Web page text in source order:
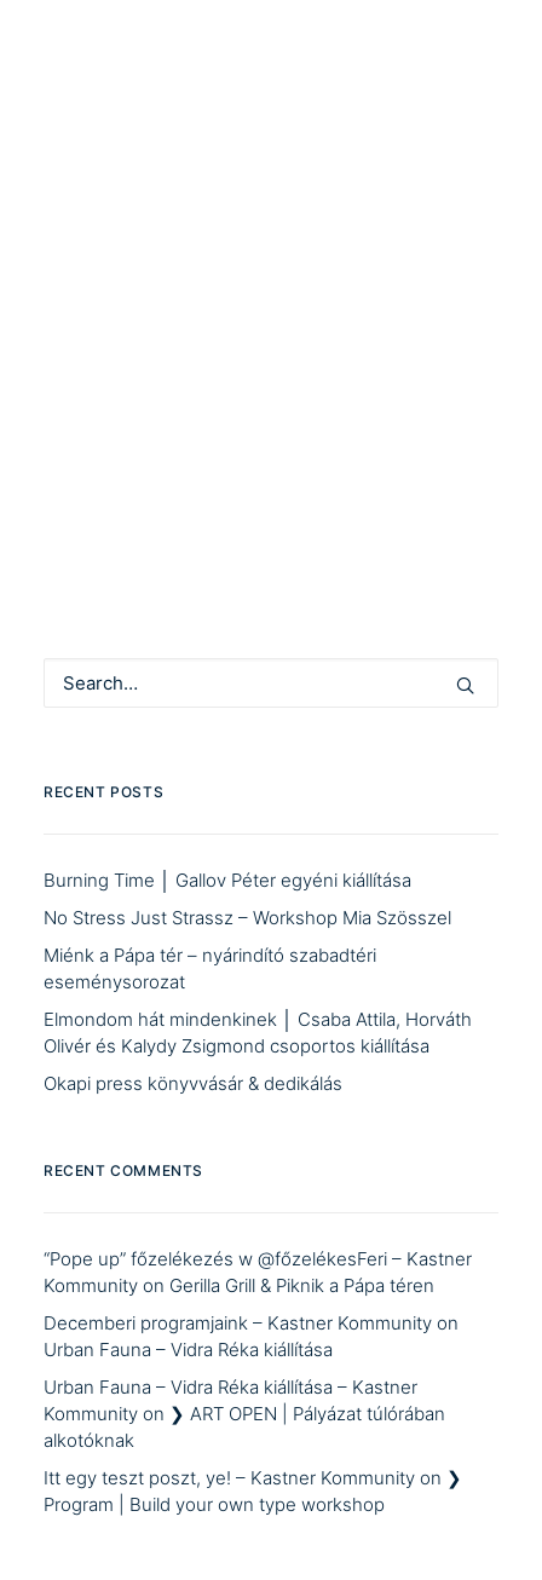
RECENT POSTS
Burning Time │ Gallov Péter egyéni kiállítása
No Stress Just Strassz – Workshop Mia Szösszel
Miénk a Pápa tér – nyárindító szabadtéri
eseménysorozat
Elmondom hát mindenkinek │ Csaba Attila, Horváth
Olivér és Kalydy Zsigmond csoportos kiállítása
Okapi press könyvvásár & dedikálás
RECENT COMMENTS
“Pope up” főzelékezés w @főzelékesFeri – Kastner
Kommunity on Gerilla Grill & Piknik a Pápa téren
Decemberi programjaink – Kastner Kommunity on
Urban Fauna – Vidra Réka kiállítása
Urban Fauna – Vidra Réka kiállítása – Kastner
Kommunity on ❯ ART OPEN | Pályázat túlórában
alkotóknak
Itt egy teszt poszt, ye! – Kastner Kommunity on ❯
Program | Build your own type workshop